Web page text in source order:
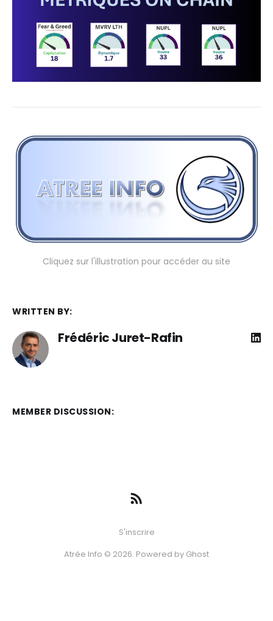
Cliquez sur l'illustration pour accéder au site
WRITTEN BY:
Frédéric Juret-Rafin
MEMBER DISCUSSION:
S'inscrire
Atrée Info © 2026. Powered by Ghost